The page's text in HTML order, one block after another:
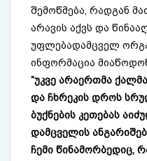
შემოწმება, რადგან
არავის აქვს და
უფლებადამცველ
ინფორმაცია
“უკვე არაერთმა
და ჩხრეკის დროს
ბუქნების კეთებას
დამცველის
ჩემი წინამორბედიც,